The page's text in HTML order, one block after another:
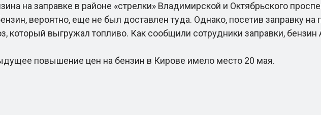
на заправке в районе «стрелки» Владимирской и Октябрьского
вероятно, еще не был доставлен туда. Однако, посетив заправку
который выгружал топливо. Как сообщили сотрудники заправки,
повышение цен на бензин в Кирове имело место 20 мая.